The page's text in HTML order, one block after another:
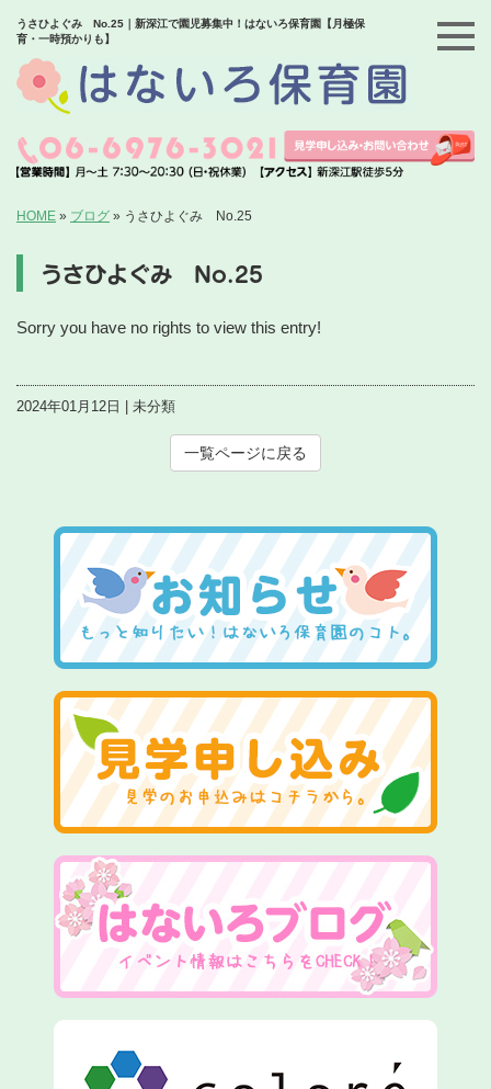
うさひよぐみ No.25｜新深江で園児募集中！はないろ保育園【月極保
育・一時預かりも】
HOME » ブログ » うさひよぐみ No.25
うさひよぐみ No.25
Sorry you have no rights to view this entry!
2024年01月12日 | 未分類
一覧ページに戻る